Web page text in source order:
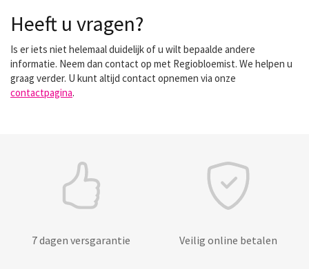
Heeft u vragen?
Is er iets niet helemaal duidelijk of u wilt bepaalde andere
informatie. Neem dan contact op met Regiobloemist. We helpen u
graag verder. U kunt altijd contact opnemen via onze
contactpagina.
7 dagen versgarantie Veilig online betalen